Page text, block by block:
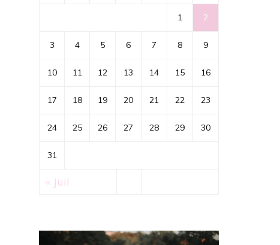
1 2
3 4 5 6 7 8 9
10 11 12 13 14 15 16
17 18 19 20 21 22 23
24 25 26 27 28 29 30
31
« Juil